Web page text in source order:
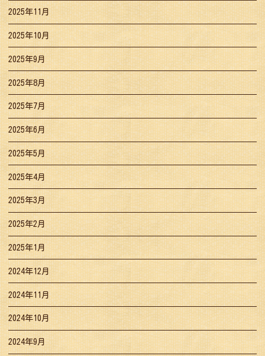
2025年11月
2025年10月
2025年9月
2025年8月
2025年7月
2025年6月
2025年5月
2025年4月
2025年3月
2025年2月
2025年1月
2024年12月
2024年11月
2024年10月
2024年9月